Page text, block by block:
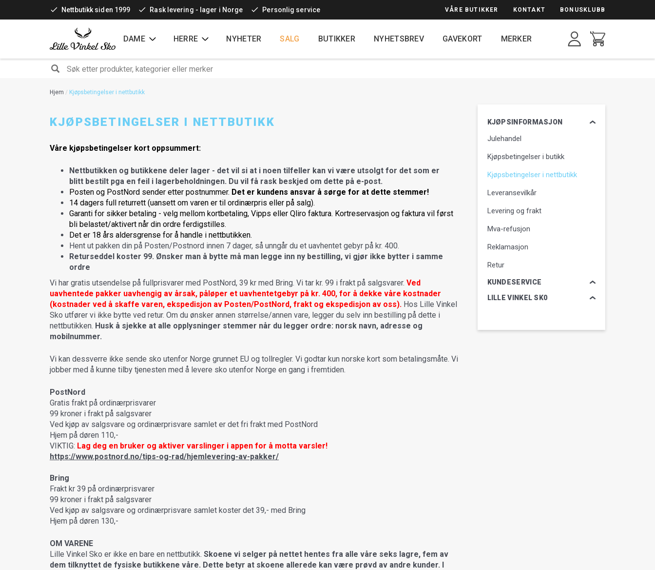
Nettbutikk siden 1999 Rask levering - lager i Norge Personlig service
Top
VÅRE BUTIKKER KONTAKT BONUSKLUBB
DAME HERRE
Main
additional
NYHETER SALG BUTIKKER NYHETSBREV GAVEKORT MERKER
SØK
Hjem Kjøpsbetingelser i nettbutikk
KJØPSINFORMASJON
Julehandel
Kjøpsbetingelser i butikk
Kjøpsbetingelser i nettbutikk
Leveransevilkår
Levering og frakt
Mva-refusjon
Reklamasjon
Retur
KUNDESERVICE
LILLE VINKEL SK0
KJØPSBETINGELSER I NETTBUTIKK
Våre kjøpsbetingelser kort oppsummert:
Nettbutikken og butikkene deler lager - det vil si at i noen tilfeller kan vi være utsolgt for det som er
blitt bestilt pga en feil i lagerbeholdningen. Du vil få rask beskjed om dette på e-post.
Posten og PostNord sender etter postnummer. Det er kundens ansvar å sørge for at dette stemmer!
14 dagers full returrett (uansett om varen er til ordinærpris eller på salg).
Garanti for sikker betaling - velg mellom kortbetaling, Vipps eller Qliro faktura. Kortreservasjon og faktura vil først
bli belastet/aktivert når din ordre ferdigstilles.
Det er 18 års aldersgrense for å handle i nettbutikken.
Hent ut pakken din på Posten/Postnord innen 7 dager, så unngår du et uavhentet gebyr på kr. 400.
Returseddel koster 99. Ønsker man å bytte må man legge inn ny bestilling, vi gjør ikke bytter i samme
ordre
​Vi har gratis utsendelse på fullprisvarer med PostNord, 39 kr med Bring. Vi tar kr. 99 i frakt på salgsvarer. Ved
uavhentede pakker uavhengig av årsak, påløper et uavhentetgebyr på kr. 400, for å dekke våre kostnader
(kostnader ved å skaffe varen, ekspedisjon av Posten/PostNord, frakt og ekspedisjon av oss). Hos Lille Vinkel
Sko utfører vi ikke bytte ved retur. Om du ønsker annen størrelse/annen vare, legger du selv inn bestilling på dette i
nettbutikken. Husk å sjekke at alle opplysninger stemmer når du legger ordre: norsk navn, adresse og
mobilnummer.
Vi kan dessverre ikke sende sko utenfor Norge grunnet EU og tollregler. Vi godtar kun norske kort som betalingsmåte. Vi
jobber med å kunne tilby tjenesten med å levere sko utenfor Norge en gang i fremtiden.
PostNord
Gratis frakt på ordinærprisvarer
99 kroner i frakt på salgsvarer
Ved kjøp av salgsvare og ordinærprisvare samlet er det fri frakt med PostNord
Hjem på døren 110,-
VIKTIG: Lag deg en bruker og aktiver varslinger i appen for å motta varsler!
https://www.postnord.no/tips-og-rad/hjemlevering-av-pakker/
Bring
Frakt kr 39 på ordinærprisvarer
99 kroner i frakt på salgsvarer
Ved kjøp av salgsvare og ordinærprisvare samlet koster det 39,- med Bring
Hjem på døren 130,-
OM VARENE
Lille Vinkel Sko er ikke en bare en nettbutikk. Skoene vi selger på nettet hentes fra alle våre seks lagre, fem av
dem tilknyttet de fysiske butikkene våre. Dette betyr at skoene allerede kan være prøvd av andre kunder. I